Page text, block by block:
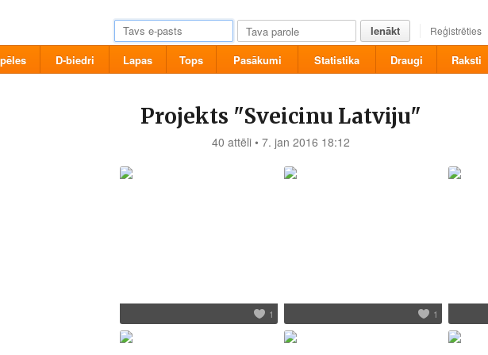
Ienākt Reģistrēties
D-biedri Lapas Tops Pasākumi Statistika Draugi Raksti
Projekts "Sveicinu Latviju"
40 attēli • 7. jan 2016 18:12
1 1